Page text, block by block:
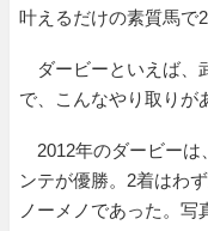
叶えるだけの素質馬で
ダービーといえば、
で、こんなやり取りが
2012年のダービーは
ンテが優勝。2着はわ
ノーメノであった。写